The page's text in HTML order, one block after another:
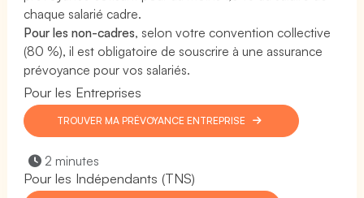
chaque salarié cadre.
Pour les non-cadres, selon votre convention collective
(80 %), il est obligatoire de souscrire à une assurance
prévoyance pour vos salariés.
Pour les Entreprises
TROUVER MA PRÉVOYANCE ENTREPRISE
2 minutes
Pour les Indépendants (TNS)